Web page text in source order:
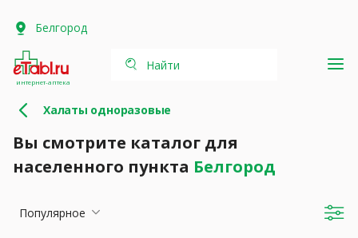
Белгород
интернет-аптека
Найти
Халаты одноразовые
Вы смотрите каталог для
населенного пункта Белгород
Популярное